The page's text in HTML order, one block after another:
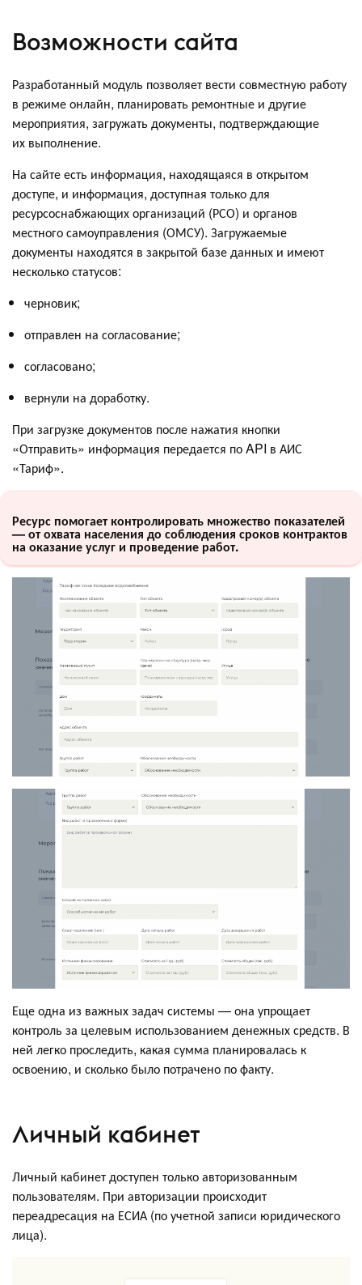
Возможности сайта
Разработанный модуль позволяет вести совместную работу
в режиме онлайн, планировать ремонтные и другие
мероприятия, загружать документы, подтверждающие
их выполнение.
На сайте есть информация, находящаяся в открытом
доступе, и информация, доступная только для
ресурсоснабжающих организаций (РСО) и органов
местного самоуправления (ОМСУ). Загружаемые
документы находятся в закрытой базе данных и имеют
несколько статусов:
черновик;
отправлен на согласование;
согласовано;
вернули на доработку.
При загрузке документов после нажатия кнопки
«Отправить» информация передается по API в АИС
«Тариф».
Ресурс помогает контролировать множество показателей
— от охвата населения до соблюдения сроков контрактов
на оказание услуг и проведение работ.
Еще одна из важных задач системы — она упрощает
контроль за целевым использованием денежных средств. В
ней легко проследить, какая сумма планировалась к
освоению, и сколько было потрачено по факту.
Личный кабинет
Личный кабинет доступен только авторизованным
пользователям. При авторизации происходит
переадресация на ЕСИА (по учетной записи юридического
лица).